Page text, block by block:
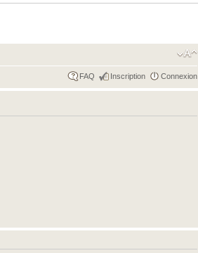
FAQ Inscription Connexion